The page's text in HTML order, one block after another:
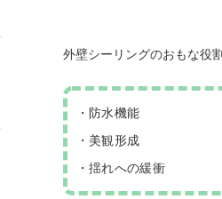
外壁シーリングのおもな役
・防水機能
・美観形成
・揺れへの緩衝